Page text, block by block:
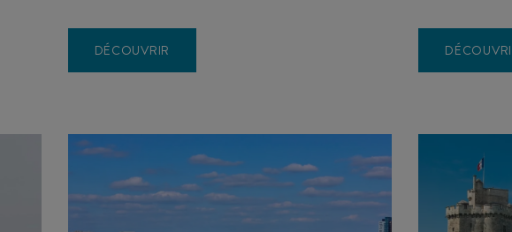
DÉCOUVRIR